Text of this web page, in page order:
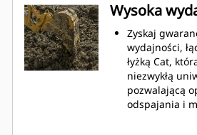
Wysoka
Zyskaj
wydajności,
łyżką Cat,
niezwykłą
pozwalającą
odspajania i